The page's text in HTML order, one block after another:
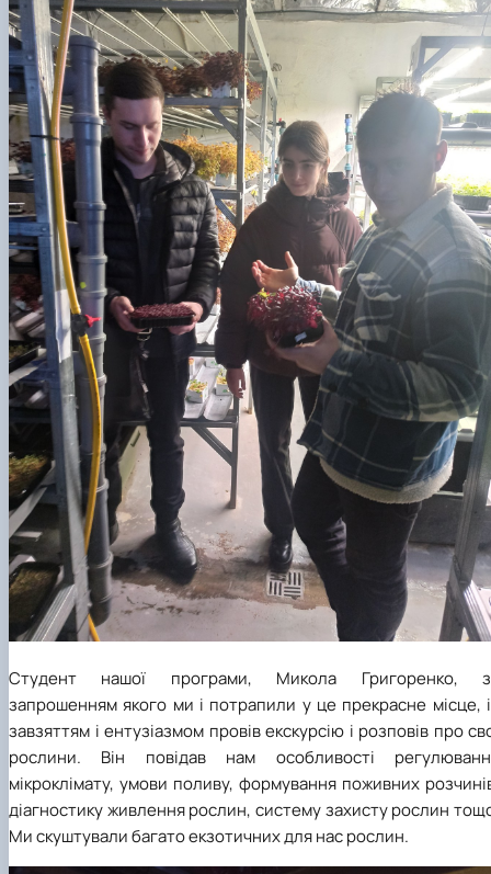
Студент нашої програми, Микола Григоренко,
запрошенням якого ми і потрапили у це прекрасне місце,
завзяттям і ентузіазмом провів екскурсію і розповів про
рослини. Він повідав нам особливості
мікроклімату, умови поливу, формування поживних
діагностику живлення рослин, систему захисту рослин
Ми скуштували багато екзотичних для нас рослин.